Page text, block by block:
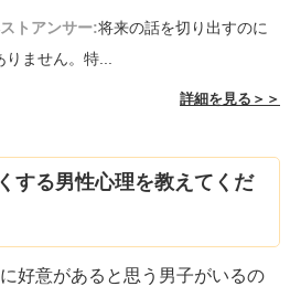
トアンサー:将来の話を切り出すのに
りません。特...
詳細を見る＞＞
する男性心理を教えてくだ
好意があると思う男子がいるの